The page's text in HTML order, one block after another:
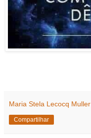
Maria Stela Lecocq Muller
Compartilhar